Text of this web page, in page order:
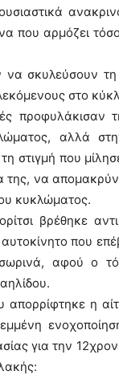
που αρμόζει
σκυλεύσουν τη
στο
προφυλάκισαν
αλλά
στιγμή που
της, να
κυκλώματος.
βρέθηκε
που
αφού ο
απορρίφτηκε η
για την